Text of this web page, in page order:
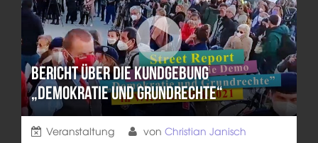
Bericht über die Kundgebung
„Demokratie und Grundrechte“
Veranstaltung von Christian Janisch